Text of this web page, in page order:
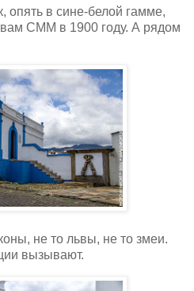
опять в сине-белой гамме,
CMM в 1900 году. А рядом
не то львы, не то змеи.
вызывают.